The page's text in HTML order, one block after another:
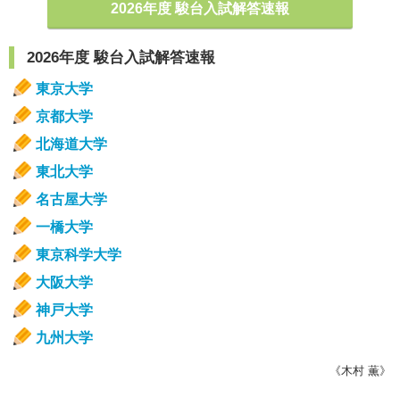
2026年度 駿台入試解答速報
2026年度 駿台入試解答速報
東京大学
京都大学
北海道大学
東北大学
名古屋大学
一橋大学
東京科学大学
大阪大学
神戸大学
九州大学
《木村 薫》